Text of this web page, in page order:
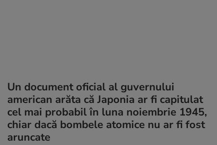
Un document oficial al guvernului
american arăta că Japonia ar fi capitulat
cel mai probabil în luna noiembrie 1945,
chiar dacă bombele atomice nu ar fi fost
aruncate